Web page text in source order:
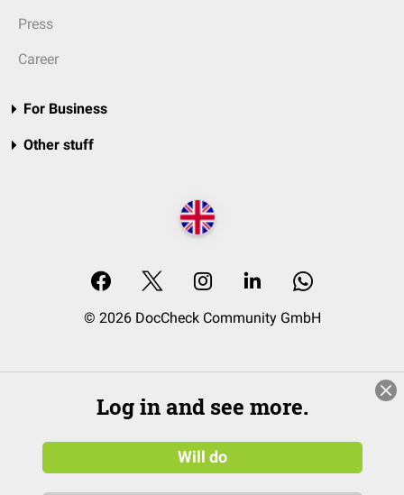
Press
Career
For Business
Other stuff
© 2026 DocCheck Community GmbH
Log in and see more.
Will do